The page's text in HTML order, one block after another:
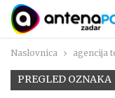
Naslovnica agencija
PREGLED OZNAKA